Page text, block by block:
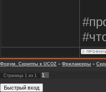
Форум. Скрипты к UCOZ » Фрилансеры »
Страница 1 из 1 1